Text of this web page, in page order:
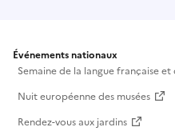
Événements nationaux
Semaine de la langue française
Nuit européenne des musées
Rendez-vous aux jardins